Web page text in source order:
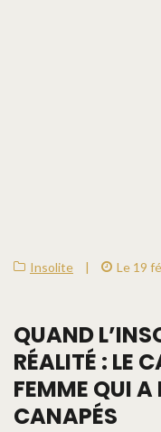
Insolite | Le 19
QUAND
RÉALITÉ : LE
FEMME QUI A
CANAPÉS